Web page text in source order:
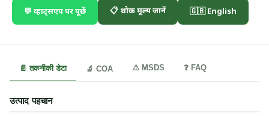
💬 व्हाट्सएप पर पूछें 📋 थोक मूल्य जानें 🇬🇧 English
📄 तकनीकी डेटा 🔬 COA ⚠️ MSDS ❓ FAQ
उत्पाद पहचान